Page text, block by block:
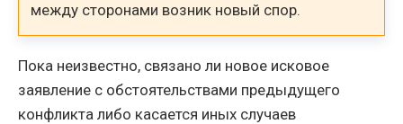
между сторонами возник новый спор.
Пока неизвестно, связано ли новое исковое
заявление с обстоятельствами предыдущего
конфликта либо касается иных случаев